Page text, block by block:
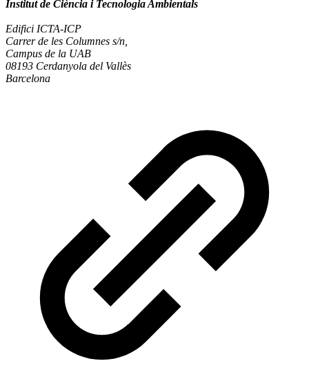
Institut de Ciència i Tecnologia Ambientals
Edifici ICTA-ICP
Carrer de les Columnes s/n,
Campus de la UAB
08193 Cerdanyola del Vallès
Barcelona